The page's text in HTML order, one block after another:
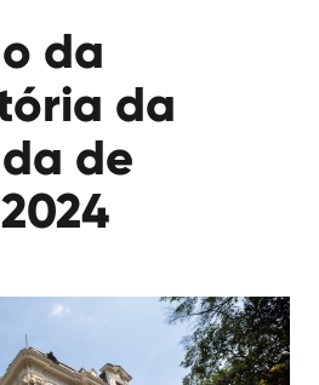
da
da
de